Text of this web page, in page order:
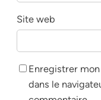
Site web
Enregistrer
dans le